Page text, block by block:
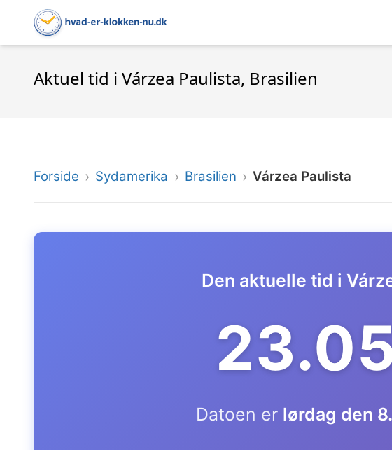
Aktuel tid i Várzea Paulista, Brasilien
Forside Sydamerika Brasilien Várzea Paulista
Den aktuelle tid i
Datoen er lørdag den